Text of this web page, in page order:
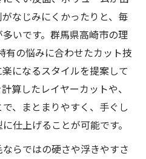
ット体験で直毛革命
る直毛向け提案
メンズカット活用法
メンズカットの特徴一覧
トで叶える時短スタイル
おすすめの簡単セット法
ンズカットの選び方
の新たな魅力を発見
なじみにくかったりと、毎
いです。群馬県高崎市の理
の悩みに合わせたカット技
になるスタイルを提案して
算したレイヤーカットや、
、まとまりやすく、手ぐし
仕上げることが可能です。
らではの硬さや浮きやすさ